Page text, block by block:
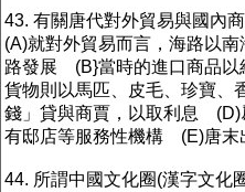
43. 有關唐代對外貿易與國內
(A)就對外貿易而言，海路以
路發展 (B}當時的進口商品以
貨物則以馬匹、皮毛、珍寶
錢」貸與商賈，以取利息 (D)
有邸店等服務性機構 (E)唐末
44. 所謂中國文化圈(漢字文化